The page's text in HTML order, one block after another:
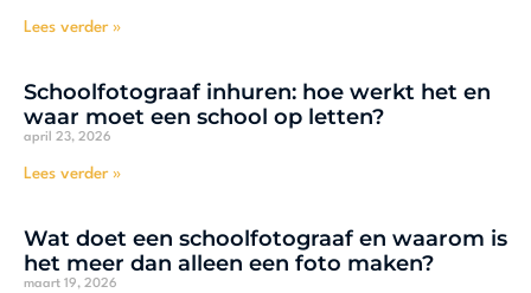
Lees verder »
Schoolfotograaf inhuren: hoe werkt het en
waar moet een school op letten?
april 23, 2026
Lees verder »
Wat doet een schoolfotograaf en waarom is
het meer dan alleen een foto maken?
maart 19, 2026